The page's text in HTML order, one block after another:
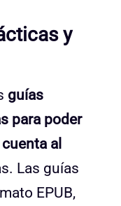
y
guías
para poder
al
Las guías
EPUB,